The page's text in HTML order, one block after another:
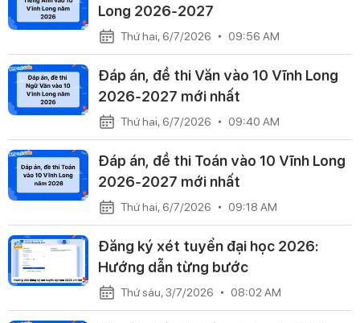
Long 2026-2027
Thứ hai, 6/7/2026 09:56 AM
Đáp án, đề thi Văn vào 10 Vĩnh Long
2026-2027 mới nhất
Thứ hai, 6/7/2026 09:40 AM
Đáp án, đề thi Toán vào 10 Vĩnh Long
2026-2027 mới nhất
Thứ hai, 6/7/2026 09:18 AM
Đăng ký xét tuyển đại học 2026:
Hướng dẫn từng bước
Thứ sáu, 3/7/2026 08:02 AM